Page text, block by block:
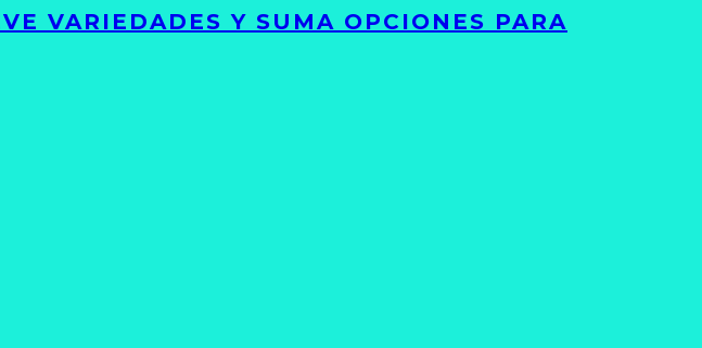
VARIEDADES Y SUMA OPCIONES PARA